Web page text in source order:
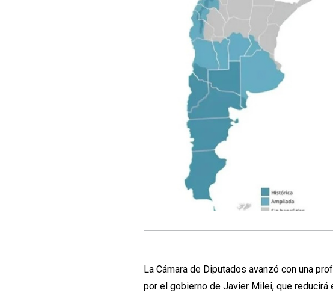
La Cámara de Diputados avanzó con una
por el gobierno de Javier Milei, que